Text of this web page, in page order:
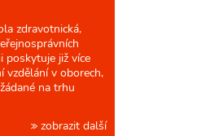
zdravotnická,
poskytuje již více
vzdělání v oborech,
na trhu
zobrazit další